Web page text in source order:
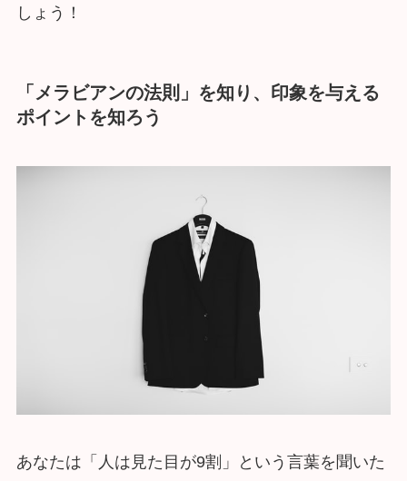
しょう！
「メラビアンの法則」を知り、印象を与える
ポイントを知ろう
あなたは「人は見た目が9割」という言葉を聞いた